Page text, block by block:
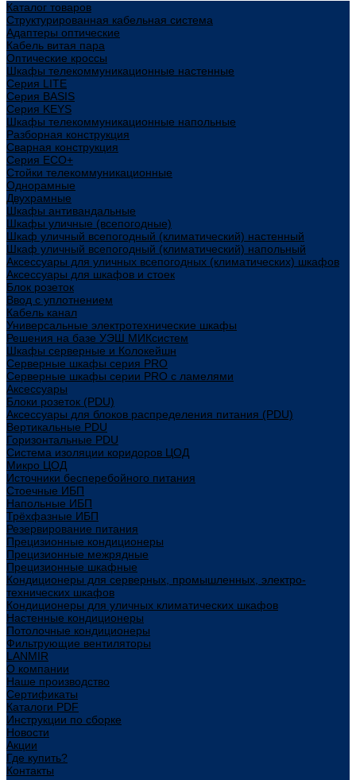
Каталог товаров
Структурированная кабельная система
Адаптеры оптические
Кабель витая пара
Оптические кроссы
Шкафы телекоммуникационные настенные
Cерия LITE
Cерия BASIS
Cерия KEYS
Шкафы телекоммуникационные напольные
Разборная конструкция
Сварная конструкция
Серия ECO+
Стойки телекоммуникационные
Однорамные
Двухрамные
Шкафы антивандальные
Шкафы уличные (всепогодные)
Шкаф уличный всепогодный (климатический) настенный
Шкаф уличный всепогодный (климатический) напольный
Аксессуары для уличных всепогодных (климатических) шкафов
Аксессуары для шкафов и стоек
Блок розеток
Ввод с уплотнением
Кабель канал
Универсальные электротехнические шкафы
Решения на базе УЭШ МИКсистем
Шкафы серверные и Колокейшн
Серверные шкафы серия PRO
Серверные шкафы серии PRO с ламелями
Аксессуары
Блоки розеток (PDU)
Аксессуары для блоков распределения питания (PDU)
Вертикальные PDU
Горизонтальные PDU
Система изоляции коридоров ЦОД
Микро ЦОД
Источники бесперебойного питания
Стоечные ИБП
Напольные ИБП
Трёхфазные ИБП
Резервирование питания
Прецизионные кондиционеры
Прецизионные межрядные
Прецизионные шкафные
Кондиционеры для серверных, промышленных, электро-
технических шкафов
Кондиционеры для уличных климатических шкафов
Настенные кондиционеры
Потолочные кондиционеры
Фильтрующие вентиляторы
LANMIR
О компании
Наше производство
Сертификаты
Каталоги PDF
Инструкции по сборке
Новости
Акции
Где купить?
Контакты